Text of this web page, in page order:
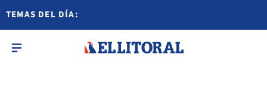
TEMAS DEL DÍA: